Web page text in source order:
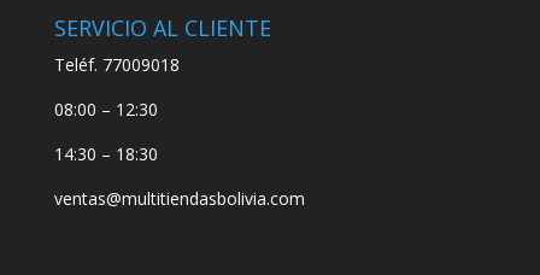
SERVICIO AL CLIENTE
Teléf. 77009018
08:00 – 12:30
14:30 – 18:30
ventas@multitiendasbolivia.com